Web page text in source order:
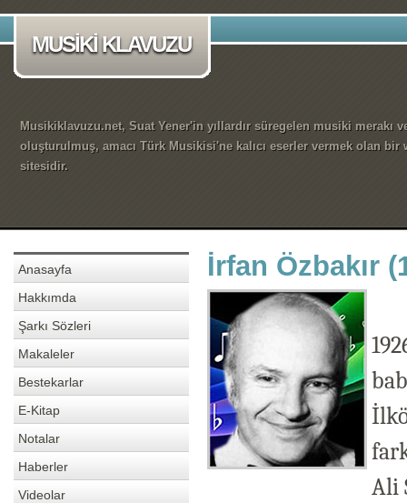
MUSİKİ KLAVUZU
Musikiklavuzu.net, Suat Yener'in yıllardır süregelen musiki merakı
oluşturulmuş, amacı Türk Musikisi'ne kalıcı eserler vermek olan bir
sitesidir.
Anasayfa
Hakkımda
Şarkı Sözleri
Makaleler
Bestekarlar
E-Kitap
Notalar
Haberler
Videolar
İrfan Özbakır
Ali